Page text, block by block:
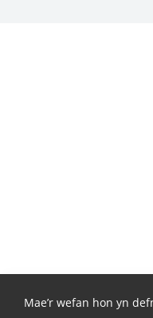
Mae’r wefan hon yn